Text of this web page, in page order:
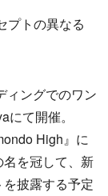
プトの異なる
ィングでのワン
て開催。
High』に
を冠して、新
披露する予定